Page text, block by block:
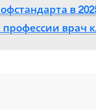
в
профессии врач